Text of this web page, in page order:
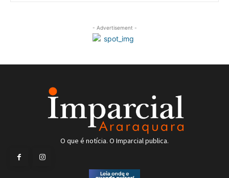
- Advertisement -
O que é notícia. O Imparcial publica.